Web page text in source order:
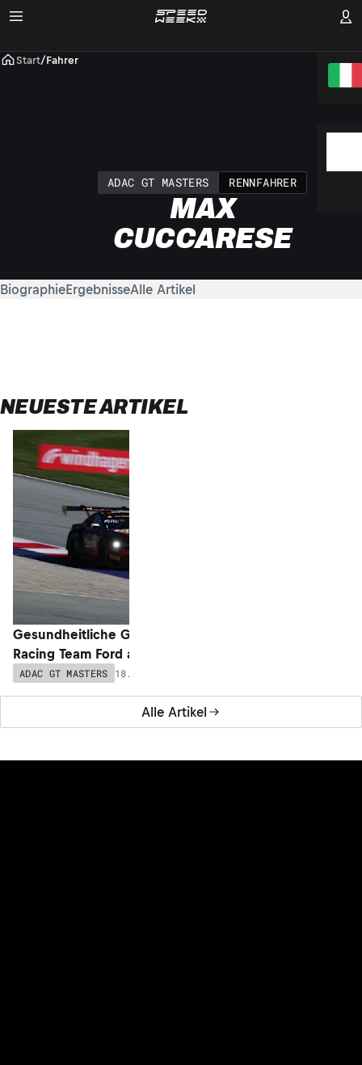
Start/Fahrer
ADAC GT MASTERS RENNFAHRER
MAX
CUCCARESE
BiographieErgebnisseAlle Artikel
NEUESTE ARTIKEL
Alle Artikel
Gesundheitliche Gründe: Nur zwei Haupt
Racing Team Ford am Lausitzring
ADAC GT MASTERS 18.06.2026 - 07:23